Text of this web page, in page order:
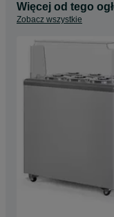
Więcej od tego
Zobacz wszystkie